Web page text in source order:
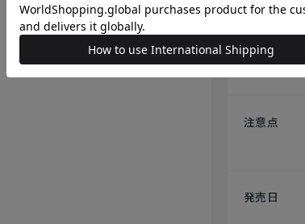
原産国
注意点
発売日